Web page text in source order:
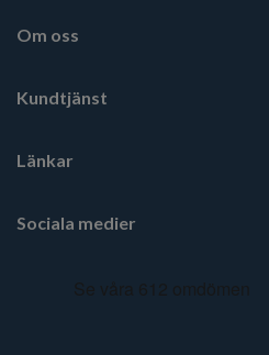
Om oss
Kundtjänst
Länkar
Sociala medier